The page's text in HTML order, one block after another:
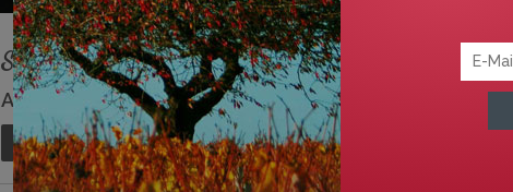
Salon des Vignerons Indépendants 2026 – 1er Semestre
Actualités
En savoir plus